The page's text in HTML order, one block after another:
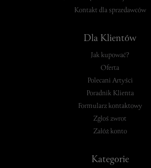
Kontakt dla sprzedawców
Dla Klientów
Jak kupować?
Oferta
Polecani Artyści
Poradnik Klienta
Formularz kontaktowy
Zgłoś zwrot
Załóż konto
Kategorie